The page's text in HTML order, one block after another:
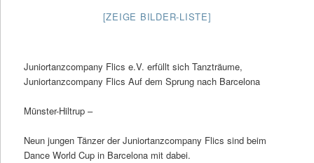
[ZEIGE BILDER-LISTE]
Juniortanzcompany Flics e.V. erfüllt sich Tanzträume,
Juniortanzcompany Flics Auf dem Sprung nach Barcelona
Münster-Hiltrup –
Neun jungen Tänzer der Juniortanzcompany Flics sind beim
Dance World Cup in Barcelona mit dabei.